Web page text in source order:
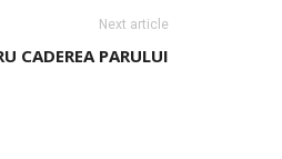
Next article
CADEREA PARULUI